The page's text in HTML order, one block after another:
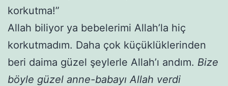
korkutma!”
Allah biliyor ya bebelerimi Allah’la hiç
korkutmadım. Daha çok küçüklüklerinden
beri daima güzel şeylerle Allah’ı andım. Bize
böyle güzel anne-babayı Allah verdi